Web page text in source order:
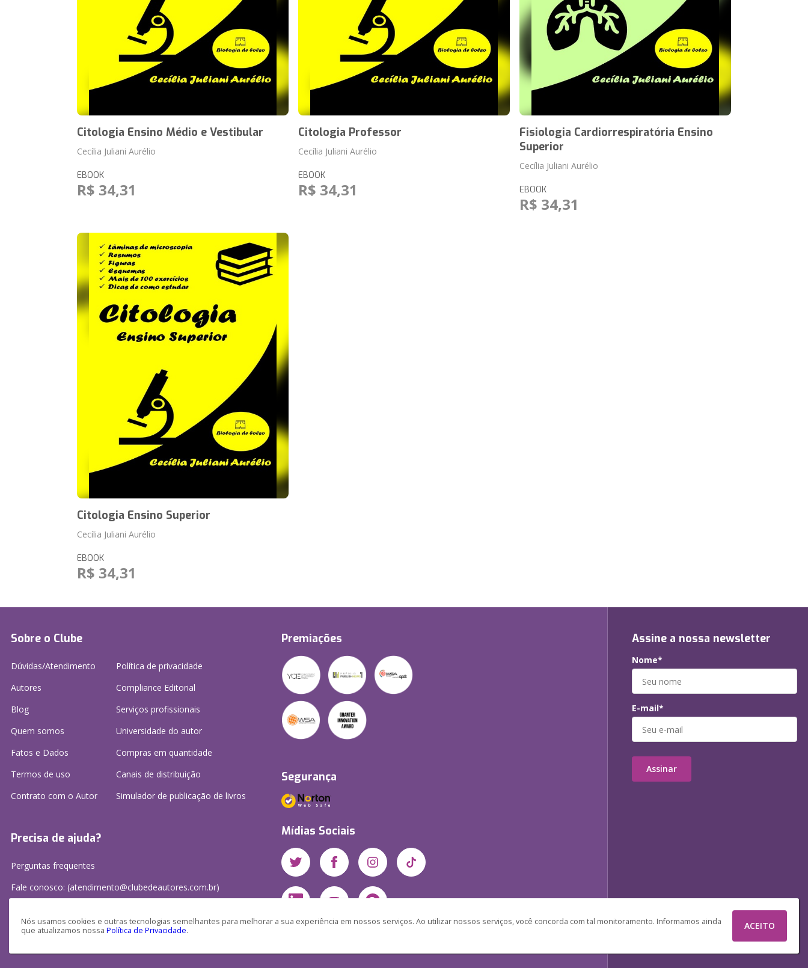
Nós usamos cookies e outras tecnologias semelhantes para melhorar a sua experiência em nossos serviços. Ao utilizar nossos serviços, você concorda com tal monitoramento. Informamos ainda
que atualizamos nossa Política de Privacidade. ACEITO
Citologia Ensino Médio e Vestibular
Cecília Juliani Aurélio
EBOOK
R$ 34,31
Citologia Professor
Cecília Juliani Aurélio
EBOOK
R$ 34,31
Fisiologia Cardiorrespiratória Ensino
Superior
Cecília Juliani Aurélio
EBOOK
R$ 34,31
Citologia Ensino Superior
Cecília Juliani Aurélio
EBOOK
R$ 34,31
Sobre o Clube
Dúvidas/Atendimento
Autores
Blog
Quem somos
Fatos e Dados
Termos de uso
Contrato com o Autor
Política de privacidade
Compliance Editorial
Serviços profissionais
Universidade do autor
Compras em quantidade
Canais de distribuição
Simulador de publicação de livros
Precisa de ajuda?
Perguntas frequentes
Fale conosco: (atendimento@clubedeautores.com.br)
Premiações
Segurança
Mídias Sociais
Assine a nossa newsletter
Nome*
E-mail*
Assinar
Clube de Autores Publicações S/A - CNPJ: 16.779.786/0001-27